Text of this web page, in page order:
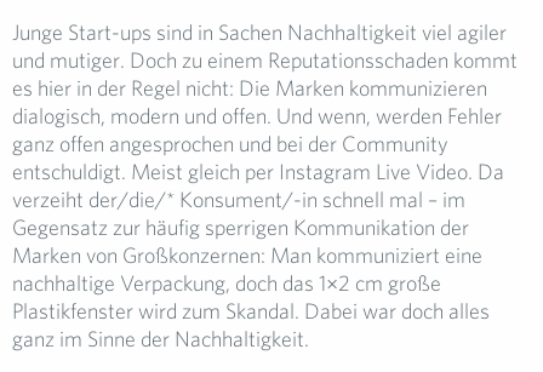
Junge Start-ups sind in Sachen Nachhaltigkeit viel agiler
und mutiger. Doch zu einem Reputationsschaden kommt
es hier in der Regel nicht: Die Marken kommunizieren
dialogisch, modern und offen. Und wenn, werden Fehler
ganz offen angesprochen und bei der Community
entschuldigt. Meist gleich per Instagram Live Video. Da
verzeiht der/die/* Konsument/-in schnell mal – im
Gegensatz zur häufig sperrigen Kommunikation der
Marken von Großkonzernen: Man kommuniziert eine
nachhaltige Verpackung, doch das 1×2 cm große
Plastikfenster wird zum Skandal. Dabei war doch alles
ganz im Sinne der Nachhaltigkeit.